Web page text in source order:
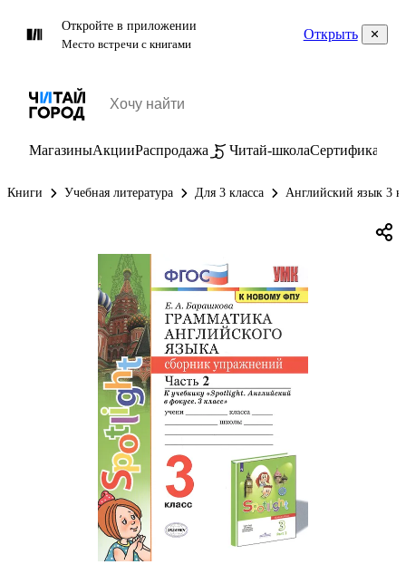
Откройте в приложении
Место встречи с книгами
Открыть
МагазиныАкцииРаспродажа Читай-школаСертификаты
Книги Учебная литература Для 3 класса Английский язык 3